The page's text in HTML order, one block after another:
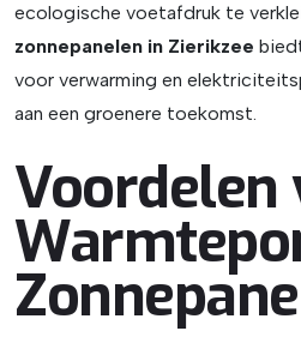
ecologische voetafdruk te
zonnepanelen in Zierikzee
voor verwarming en
aan een groenere toekomst.
Voordelen